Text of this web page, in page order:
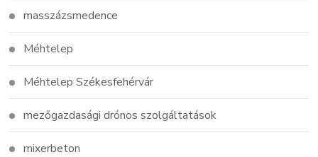
masszázsmedence
Méhtelep
Méhtelep Székesfehérvár
mezőgazdasági drónos szolgáltatások
mixerbeton